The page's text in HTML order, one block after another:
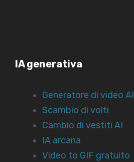
IA generativa
Generatore di video AI
Scambio di volti
Cambio di vestiti AI
IA arcana
Video to GIF gratuito